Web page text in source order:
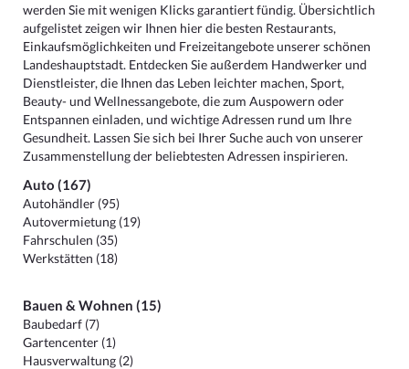
werden Sie mit wenigen Klicks garantiert fündig. Übersichtlich
aufgelistet zeigen wir Ihnen hier die besten Restaurants,
Einkaufsmöglichkeiten und Freizeitangebote unserer schönen
Landeshauptstadt. Entdecken Sie außerdem Handwerker und
Dienstleister, die Ihnen das Leben leichter machen, Sport,
Beauty- und Wellnessangebote, die zum Auspowern oder
Entspannen einladen, und wichtige Adressen rund um Ihre
Gesundheit. Lassen Sie sich bei Ihrer Suche auch von unserer
Zusammenstellung der beliebtesten Adressen inspirieren.
Auto (167)
Autohändler (95)
Autovermietung (19)
Fahrschulen (35)
Werkstätten (18)
Bauen & Wohnen (15)
Baubedarf (7)
Gartencenter (1)
Hausverwaltung (2)